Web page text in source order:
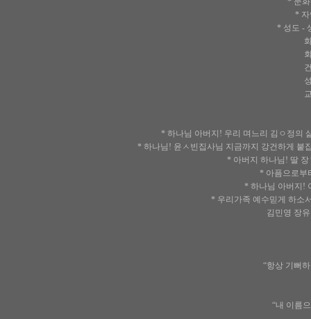
*
* 성도 -
화평
회개
건강
성장
교제
* 하나님 아버지! 우리 며느리 김ㅇ정의
* 하나님! 윤ㅅ빈집사님 지금까지 강건하게 붙
* 아버지 하나님! 딸
* 아픔으로부
* 하나님 아버지!
* 우리가족 예수믿게 하소
김민영 장유진 장
“항상 기뻐
“내 이름